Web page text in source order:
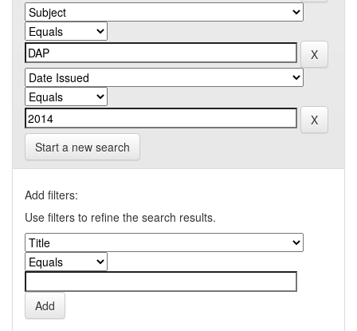
Start a new search
Add filters:
Use filters to refine the search results.